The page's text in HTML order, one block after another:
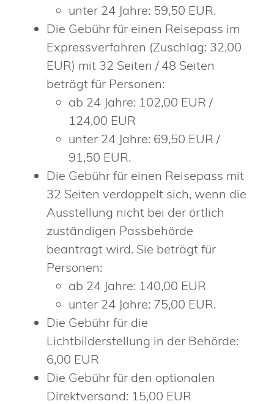
unter 24 Jahre: 59,50 EUR.
Die Gebühr für einen Reisepass im
Expressverfahren (Zuschlag: 32,00
EUR) mit 32 Seiten / 48 Seiten
beträgt für Personen:
ab 24 Jahre: 102,00 EUR /
124,00 EUR
unter 24 Jahre: 69,50 EUR /
91,50 EUR.
Die Gebühr für einen Reisepass mit
32 Seiten verdoppelt sich, wenn die
Ausstellung nicht bei der örtlich
zuständigen Passbehörde
beantragt wird. Sie beträgt für
Personen:
ab 24 Jahre: 140,00 EUR
unter 24 Jahre: 75,00 EUR.
Die Gebühr für die
Lichtbilderstellung in der Behörde:
6,00 EUR
Die Gebühr für den optionalen
Direktversand: 15,00 EUR